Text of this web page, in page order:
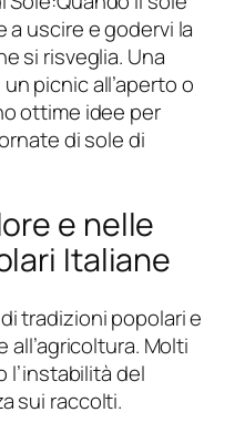
uscire e godervi la
si risveglia. Una
picnic all’aperto o
ottime idee per
di sole di
e nelle
Italiane
tradizioni popolari e
all’agricoltura. Molti
del
sui raccolti.